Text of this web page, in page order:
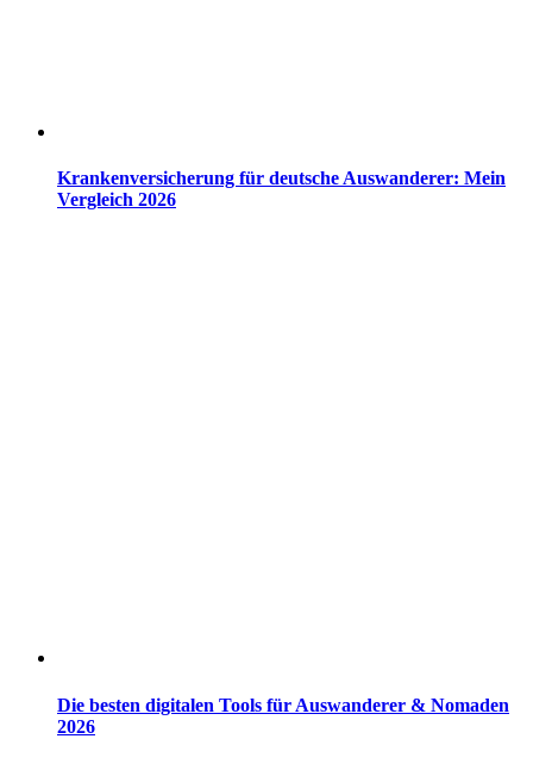
Krankenversicherung für deutsche Auswanderer: Mein
Vergleich 2026
Die besten digitalen Tools für Auswanderer & Nomaden
2026